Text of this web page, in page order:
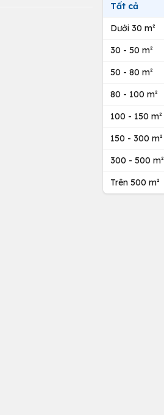
Tất cả
Dưới 30 m²
30 - 50 m²
50 - 80 m²
80 - 100 m²
100 - 150 m²
150 - 300 m²
300 - 500 m²
Trên 500 m²